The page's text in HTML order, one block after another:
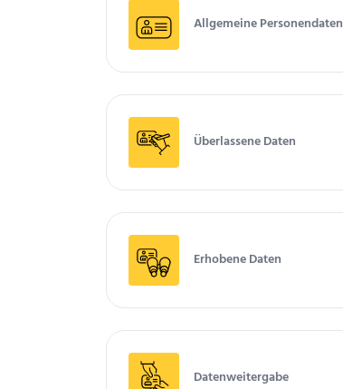
Allgemeine Personendaten
Überlassene Daten
Erhobene Daten
Datenweitergabe